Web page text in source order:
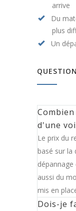
arrive
Du
plus
Un
d'une
Le prix du
basé sur la
aussi du
mis en
Dois-je